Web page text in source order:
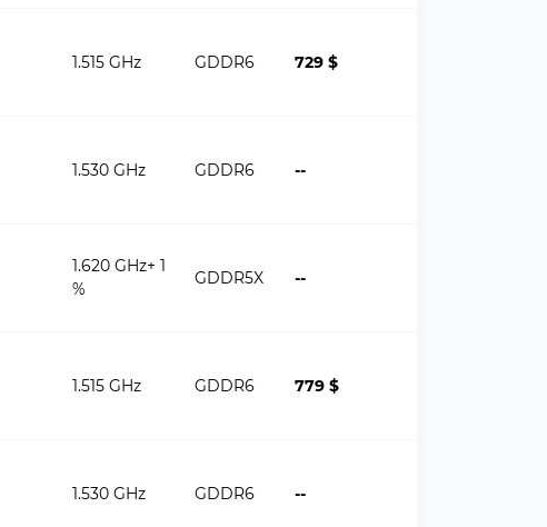
1.515 GHz GDDR6 729 $
1.530 GHz GDDR6 --
1.620 GHz+ 1
%
GDDR5X --
1.515 GHz GDDR6 779 $
1.530 GHz GDDR6 --